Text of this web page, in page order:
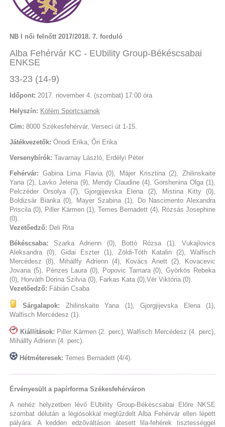
NB I női felnőtt 2017/2018. 7. forduló
Alba Fehérvár KC - EUbility Group-Békéscsabai
ENKSE
33-23 (14-9)
Időpont: 2017. november 4. (szombat) 17:00 óra
Helyszín: Köfém Sportcsarnok
Cím: 8000 Székesfehérvár, Verseci út 1-15.
Játékvezetők: Ónodi Erika, Őri Erika
Versenybírók: Tavarnay László, Erdélyi Péter
Fehérvár: Gabina Lima Flavia (0), Májer Krisztina (2), Zhilinskaite
Yana (2), Lavko Jelena (9), Mendy Claudine (4), Gorshenina Olga (1),
Pelczéder Orsolya (7), Gjorgjijevska Elena (2), Mistina Kitty (0),
Boldizsár Bianka (0), Mayer Szabina (1), Do Nascimento Alexandra
Priscila (0), Piller Kármen (1), Temes Bernadett (4), Rózsás Josephine
(0).
Vezetőedző: Deli Rita
Békéscsaba: Szarka Adrienn (0), Bottó Rózsa (1). Vukajlovics
Aleksandra (0), Gidai Eszter (1), Zöldi-Tóth Katalin (2), Walfisch
Mercédesz (8), Mihállfy Adrienn (4), Kovács Anett (2), Kovacevic
Jovana (5), Pénzes Laura (0), Popovic Tamara (0), Györkös Rebeka
(0), Horváth Dorina Szilvia (0), Farkas Kata (0),Vér Viktória (0).
Vezetőedző: Fábián Csaba
Sárgalapok: Zhilinskaite Yana (1), Gjorgjijevska Elena (1),
Walfisch Mercédesz (1).
Kiállítások: Piller Kármen (2. perc), Walfisch Mercédesz (4. perc),
Mihállfy Adrienn (4. perc).
Hétméteresek: Temes Bernadett (4/4).
Érvényesült a papírforma Székesfehérváron
A nehéz helyzetben lévő EUbility Group-Békéscsabai Előre NKSE
szombat délután a légiósokkal megtűzdelt Alba Fehérvár ellen lépett
pályára. A kedden edzőváltáson átesett lila-fehérek tisztességgel